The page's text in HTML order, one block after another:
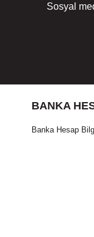
Sosyal
BANKA
Banka Hesap